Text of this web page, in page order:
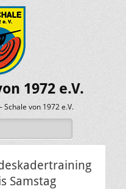
1972 e.V.
Schale von 1972 e.V.
Samstag